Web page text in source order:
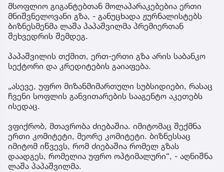
მსოფლიო გიგანტებთან მოლაპარაკებებია ერთი
მნიშვნელოვანი გზა, - განუცხადა ჟურნალისტებს
ბიზნესმენმა ლაშა პაპაშვილმა პრემიერთან
შეხვედრის შემდეგ.
პაპაშვილის თქმით, ერთ-ერთი გზა არის საბანკო
სექტორი და კრედიტების გაიაფება.
„ასევე, უფრო მიზანმიმართული სუბსიდიები, რასაც
ჩვენი სოფლის განვითარების სააგენტო აკეთებს
ისედაც.
ვფიქრობ, მთავრობა ძიებაშია. იმიტომაც შექმნა
ერთი კომიტეტი, მეორე კომიტეტი. ბიზნესსაც
იმიტომ იწვევს, რომ ძიებაშია რომელ გზას
დაადგეს, რომელია უფრო ოპტიმალური“, - აღნიშნა
ლაშა პაპაშვილმა.